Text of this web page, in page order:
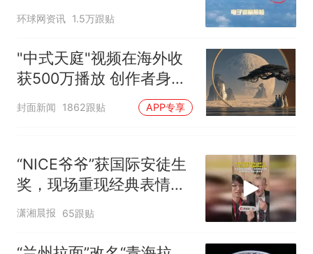
多强？
环球网资讯 1.5万跟贴
"中式天庭"视频在海外收
获500万播放 创作者身份
披露
封面新闻 1862跟贴 APP专享
“NICE爷爷”获国际安徒生
奖，现场重现经典表情
包，向中国粉丝问好
潇湘晨报 65跟贴